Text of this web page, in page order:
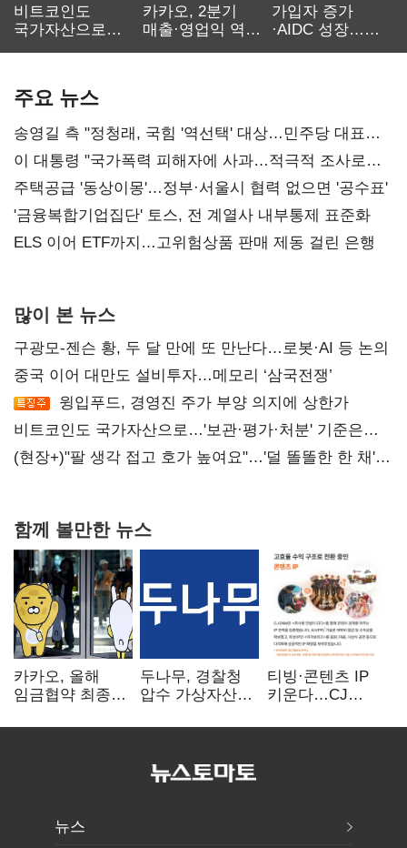
비트코인도
국가자산으로…'
카카오, 2분기
매출·영업익 역대
가입자 증가
·AIDC 성장…
주요 뉴스
송영길 측 "정청래, 국힘 '역선택' 대상…민주당 대표로
총선 지휘 못해"
이 대통령 "국가폭력 피해자에 사과…적극적 조사로
진실 밝혀야"
주택공급 '동상이몽'…정부·서울시 협력 없으면 '공수표'
'금융복합기업집단' 토스, 전 계열사 내부통제 표준화
ELS 이어 ETF까지…고위험상품 판매 제동 걸린 은행
많이 본 뉴스
구광모-젠슨 황, 두 달 만에 또 만난다…로봇·AI 등 논의
중국 이어 대만도 설비투자…메모리 ‘삼국전쟁’
윙입푸드, 경영진 주가 부양 의지에 상한가
비트코인도 국가자산으로…'보관·평가·처분' 기준은
숙제
(현장+)"팔 생각 접고 호가 높여요"…'덜 똘똘한 한 채'
함께 볼만한 뉴스
카카오, 올해
임금협약 최종
인상·격려금
두나무, 경찰청
압수 가상자산
커스터디 사업
티빙·콘텐츠 IP
키운다…CJ
글로벌 확장 가속
뉴스